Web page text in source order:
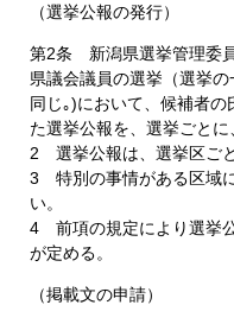
（選挙公報の発行）
第2条 新潟県選挙管理委
県議会議員の選挙（選挙
同じ｡)において、候補者
た選挙公報を、選挙ごとに
2 選挙公報は、選挙区ご
3 特別の事情がある区域
い。
4 前項の規定により選挙
が定める。
（掲載文の申請）